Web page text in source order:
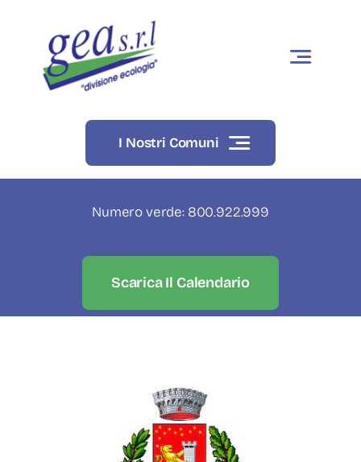
I Nostri Comuni
Numero verde: 800.922.999
Scarica Il Calendario